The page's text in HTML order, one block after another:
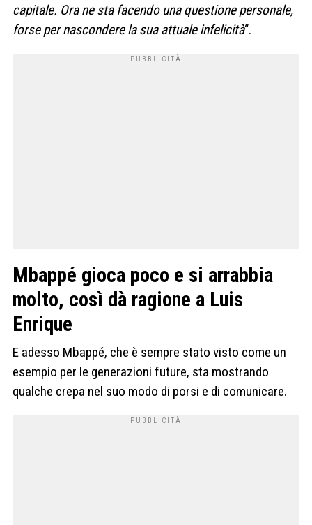
capitale. Ora ne sta facendo una questione personale,
forse per nascondere la sua attuale infelicità“.
Mbappé gioca poco e si arrabbia
molto, così dà ragione a Luis
Enrique
E adesso Mbappé, che è sempre stato visto come un
esempio per le generazioni future, sta mostrando
qualche crepa nel suo modo di porsi e di comunicare.